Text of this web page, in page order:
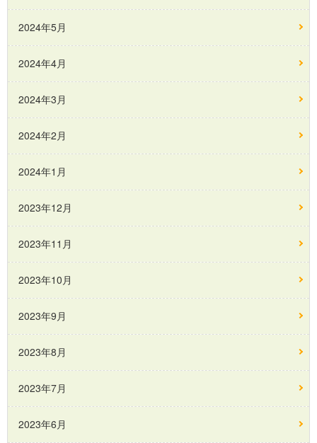
2024年5月
2024年4月
2024年3月
2024年2月
2024年1月
2023年12月
2023年11月
2023年10月
2023年9月
2023年8月
2023年7月
2023年6月